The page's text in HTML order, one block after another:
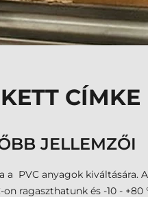
CÍMKE
JELLEMZŐI
PVC anyagok kiváltására.
ragaszthatunk és -10 - +80